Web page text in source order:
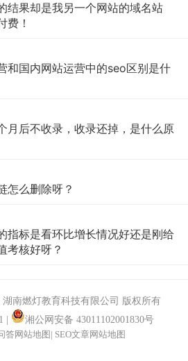
结果却是我另一个网站的域名站
费！
和国内网站运营中的seo区别是什
月后不收录，收录还掉，是什么原
怎么删除呀？
指标是看环比增长情况好还是刚给
考核好呀？
湖南燃灯教育科技有限公司 版权所有
湘公网安备 43011102001830号
答网站地图| SEO文章网站地图